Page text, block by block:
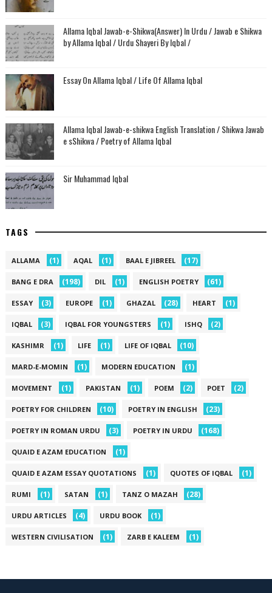
Allama Iqbal Jawab-e-Shikwa(Answer) In Urdu / Jawab e Shikwa
by Allama Iqbal / Urdu Shayeri By Iqbal /
Essay On Allama Iqbal / Life Of Allama Iqbal
Allama Iqbal Jawab-e-shikwa English Translation / Shikwa Jawab
e sShikwa / Poetry of Allama Iqbal
Sir Muhammad Iqbal
TAGS
ALLAMA (1) AQAL (1) BAAL E JIBREEL (17)
BANG E DRA (198) DIL (1) ENGLISH POETRY (61)
ESSAY (3) EUROPE (1) GHAZAL (28) HEART (1)
IQBAL (3) IQBAL FOR YOUNGSTERS (1) ISHQ (2)
KASHIMR (1) LIFE (1) LIFE OF IQBAL (10)
MARD-E-MOMIN (1) MODERN EDUCATION (1)
MOVEMENT (1) PAKISTAN (1) POEM (2) POET (2)
POETRY FOR CHILDREN (10) POETRY IN ENGLISH (23)
POETRY IN ROMAN URDU (3) POETRY IN URDU (168)
QUAID E AZAM EDUCATION (1)
QUAID E AZAM ESSAY QUOTATIONS (1) QUOTES OF IQBAL (1)
RUMI (1) SATAN (1) TANZ O MAZAH (28)
URDU ARTICLES (4) URDU BOOK (1)
WESTERN CIVILISATION (1) ZARB E KALEEM (1)